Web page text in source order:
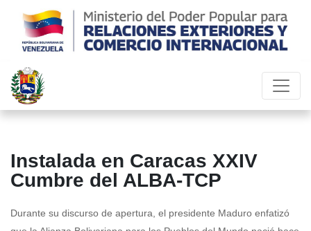
Instalada en Caracas XXIV
Cumbre del ALBA-TCP
Durante su discurso de apertura, el presidente Maduro enfatizó